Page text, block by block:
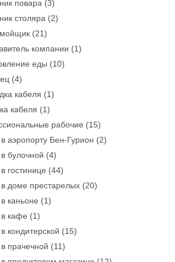
повара (3)
столяра (2)
(21)
компании (1)
еды (10)
(4)
кабеля (1)
кабеля (1)
рабочие (15)
аэропорту Бен-Гурион (2)
булочной (4)
гостинице (44)
доме престарелых(20)
каньоне (1)
кафе (1)
кондитерской (15)
прачечной (11)